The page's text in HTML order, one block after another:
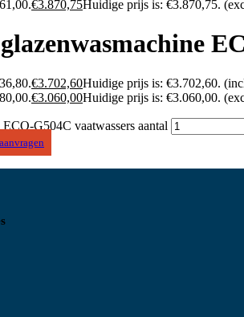
€3.870,75Huidige prijs is: €3.870,75.
€3.702,60Huidige prijs is: €3.702,60.
€3.060,00Huidige prijs is: €3.060,00.
G504C vaatwassers aantal